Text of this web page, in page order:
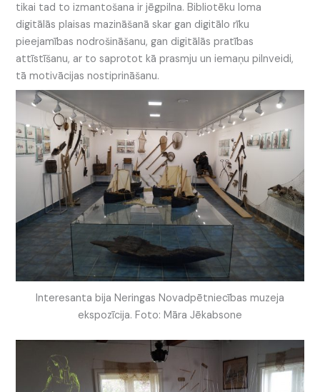
tikai tad to izmantošana ir jēgpilna. Bibliotēku loma
digitālās plaisas mazināšanā skar gan digitālo rīku
pieejamības nodrošināšanu, gan digitālās pratības
attīstīšanu, ar to saprotot kā prasmju un iemaņu pilnveidi,
tā motivācijas nostiprināšanu.
Interesanta bija Neringas Novadpētniecības muzeja
ekspozīcija. Foto: Māra Jēkabsone